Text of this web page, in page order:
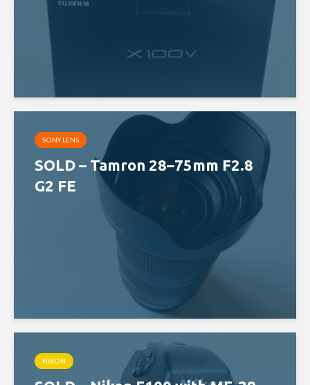
SONY LENS
SOLD – Tamron 28–75mm F2.8
G2 FE
NIKON